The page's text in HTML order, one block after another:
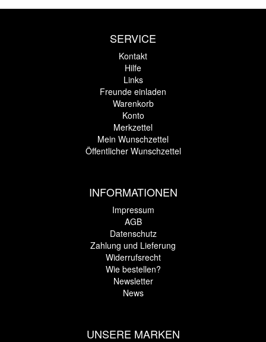
SERVICE
Kontakt
Hilfe
Links
Freunde einladen
Warenkorb
Konto
Merkzettel
Mein Wunschzettel
Öffentlicher Wunschzettel
INFORMATIONEN
Impressum
AGB
Datenschutz
Zahlung und Lieferung
Widerrufsrecht
Wie bestellen?
Newsletter
News
UNSERE MARKEN